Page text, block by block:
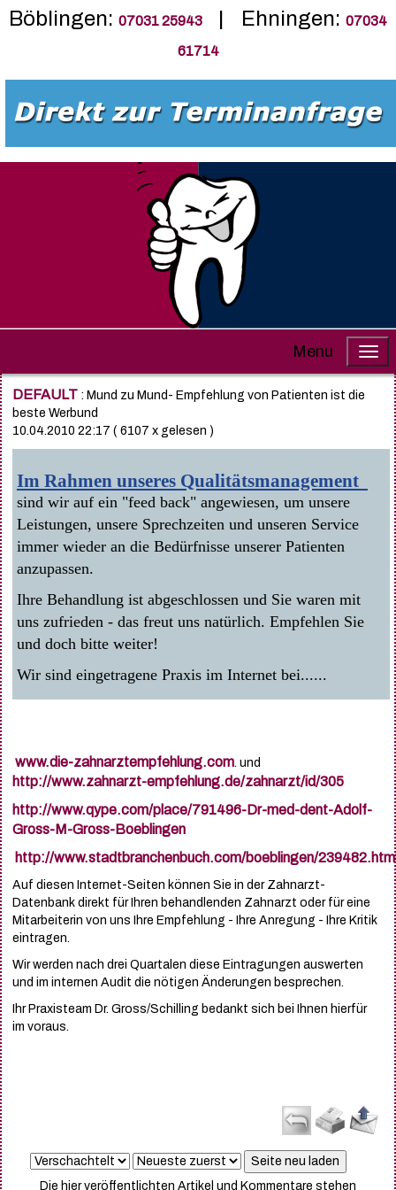
Böblingen: 07031 25943 | Ehningen: 07034
61714
Menu
DEFAULT: Mund zu Mund- Empfehlung von Patienten ist die
beste Werbund
10.04.2010 22:17 ( 6107 x gelesen )
Im Rahmen unseres Qualitätsmanagement
sind wir auf ein "feed back" angewiesen, um unsere
Leistungen, unsere Sprechzeiten und unseren Service
immer wieder an die Bedürfnisse unserer Patienten
anzupassen.
Ihre Behandlung ist abgeschlossen und Sie waren mit
uns zufrieden - das freut uns natürlich. Empfehlen Sie
und doch bitte weiter!
Wir sind eingetragene Praxis im Internet bei......
www.die-zahnarztempfehlung.com. und
http://www.zahnarzt-empfehlung.de/zahnarzt/id/305
http://www.qype.com/place/791496-Dr-med-dent-Adolf-
Gross-M-Gross-Boeblingen
http://www.stadtbranchenbuch.com/boeblingen/
Auf diesen Internet-Seiten können Sie in der Zahnarzt-
Datenbank direkt für Ihren behandlenden Zahnarzt oder für eine
Mitarbeiterin von uns Ihre Empfehlung - Ihre Anregung - Ihre Kritik
eintragen.
Wir werden nach drei Quartalen diese Eintragungen auswerten
und im internen Audit die nötigen Änderungen besprechen.
Ihr Praxisteam Dr. Gross/Schilling bedankt sich bei Ihnen hierfür
im voraus.
Die hier veröffentlichten Artikel und Kommentare stehen